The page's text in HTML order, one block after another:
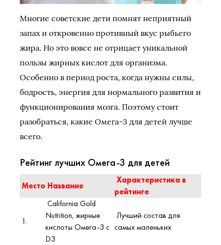
Многие советские дети помнят неприятный
запах и откровенно противный вкус рыбьего
жира. Но это вовсе не отрицает уникальной
пользы жирных кислот для организма.
Особенно в период роста, когда нужны силы,
бодрость, энергия для нормального развития и
функционирования мозга. Поэтому стоит
разобраться, какие Омега-3 для детей лучше
всего.
Рейтинг лучших Омега-3 для детей
Место Название
Характеристика в
рейтинге
1.
California Gold
Nutrition, жирные
кислоты Омега-3 с
D3
Лучший состав для
самых маленьких